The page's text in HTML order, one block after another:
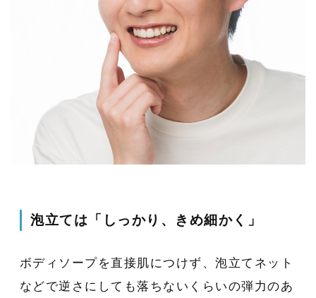
泡立ては「しっかり、きめ細かく」
ボディソープを直接肌につけず、泡立てネット
などで逆さにしても落ちないくらいの弾力のあ